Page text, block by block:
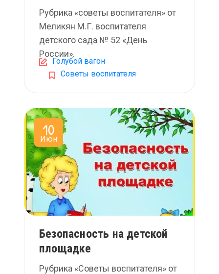
Рубрика «советы воспитателя» от
Меликян М.Г. воспитателя
детского сада № 52 «День
России».
Голубой вагон
Советы воспитателя
10
Июн
Безопасность на детской
площадке
Рубрика «Советы воспитателя» от